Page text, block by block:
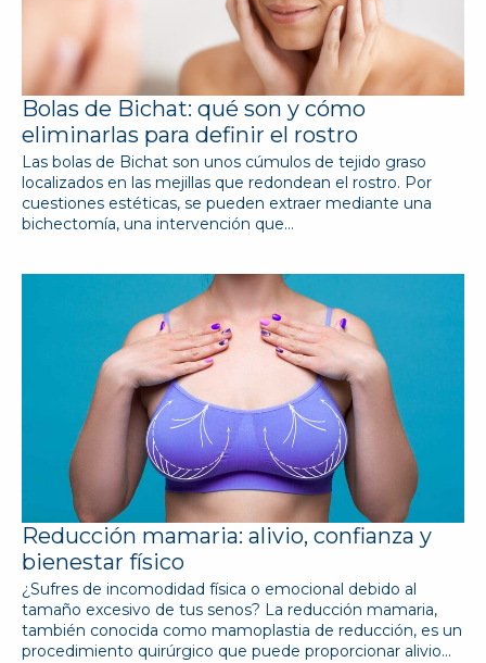
Bolas de Bichat: qué son y cómo
eliminarlas para definir el rostro
Las bolas de Bichat son unos cúmulos de tejido graso
localizados en las mejillas que redondean el rostro. Por
cuestiones estéticas, se pueden extraer mediante una
bichectomía, una intervención que…
Reducción mamaria: alivio, confianza y
bienestar físico
¿Sufres de incomodidad física o emocional debido al
tamaño excesivo de tus senos? La reducción mamaria,
también conocida como mamoplastia de reducción, es un
procedimiento quirúrgico que puede proporcionar alivio…